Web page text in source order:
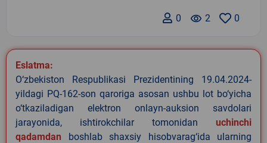
0
remove_red_eye 2
0
Eslatma:
O‘zbekiston Respublikasi Prezidentining 19.04.2024-
yildagi PQ-162-son qaroriga asosan ushbu lot bo‘yicha
o‘tkaziladigan elektron onlayn-auksion savdolari
jarayonida, ishtirokchilar tomonidan uchinchi
qadamdan boshlab shaxsiy hisobvarag‘ida ularning